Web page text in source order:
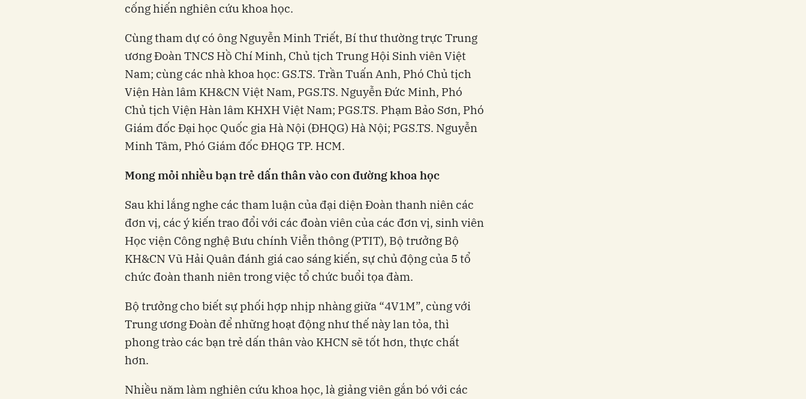
cống hiến nghiên cứu khoa học.
Cùng tham dự có ông Nguyễn Minh Triết, Bí thư thường trực Trung
ương Đoàn TNCS Hồ Chí Minh, Chủ tịch Trung Hội Sinh viên Việt
Nam; cùng các nhà khoa học: GS.TS. Trần Tuấn Anh, Phó Chủ tịch
Viện Hàn lâm KH&CN Việt Nam, PGS.TS. Nguyễn Đức Minh, Phó
Chủ tịch Viện Hàn lâm KHXH Việt Nam; PGS.TS. Phạm Bảo Sơn, Phó
Giám đốc Đại học Quốc gia Hà Nội (ĐHQG) Hà Nội; PGS.TS. Nguyễn
Minh Tâm, Phó Giám đốc ĐHQG TP. HCM.
Mong mỏi nhiều bạn trẻ dấn thân vào con đường khoa học
Sau khi lắng nghe các tham luận của đại diện Đoàn thanh niên các
đơn vị, các ý kiến trao đổi với các đoàn viên của các đơn vị, sinh viên
Học viện Công nghệ Bưu chính Viễn thông (PTIT), Bộ trưởng Bộ
KH&CN Vũ Hải Quân đánh giá cao sáng kiến, sự chủ động của 5 tổ
chức đoàn thanh niên trong việc tổ chức buổi tọa đàm.
Bộ trưởng cho biết sự phối hợp nhịp nhàng giữa “4V1M”, cùng với
Trung ương Đoàn để những hoạt động như thế này lan tỏa, thì
phong trào các bạn trẻ dấn thân vào KHCN sẽ tốt hơn, thực chất
hơn.
Nhiều năm làm nghiên cứu khoa học, là giảng viên gắn bó với các